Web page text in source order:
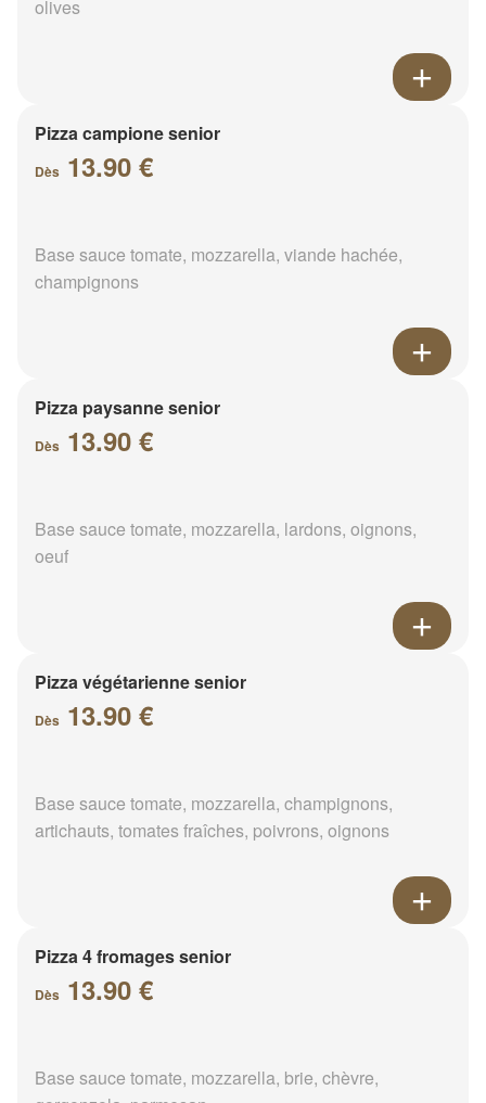
olives
Pizza campione senior
Dès 13.90 €
Base sauce tomate, mozzarella, viande hachée,
champignons
Pizza paysanne senior
Dès 13.90 €
Base sauce tomate, mozzarella, lardons, oignons,
oeuf
Pizza végétarienne senior
Dès 13.90 €
Base sauce tomate, mozzarella, champignons,
artichauts, tomates fraîches, poivrons, oignons
Pizza 4 fromages senior
Dès 13.90 €
Base sauce tomate, mozzarella, brie, chèvre,